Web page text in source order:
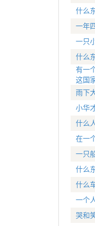
什么
一年
一只
什么
有一
这国
雨下
小华
什么
在一
一只
什么
什么
一个
哭和